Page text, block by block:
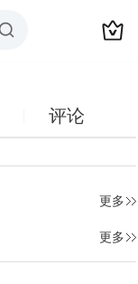
评论
更多
更多